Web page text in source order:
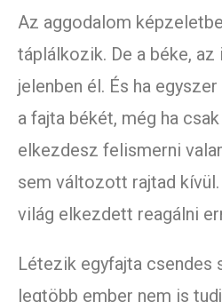
Az aggodalom
táplálkozik. De a béke, az
jelenben él. És ha
a fajta békét, még ha
elkezdesz felismerni
sem változott rajtad
világ elkezdett reagálni
Létezik egyfajta csendes
legtöbb ember nem is